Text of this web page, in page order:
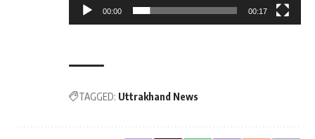
00:00 00:17
TAGGED: Uttrakhand News